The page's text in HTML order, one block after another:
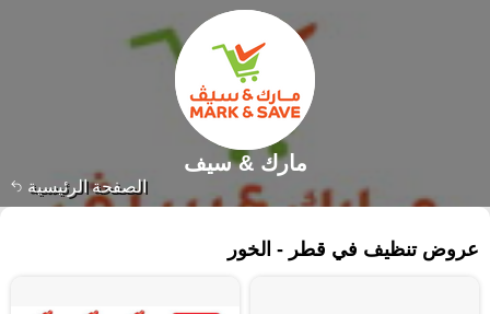
الصفحة الرئيسية
مارك & سيف
عروض تنظيف في قطر - الخور